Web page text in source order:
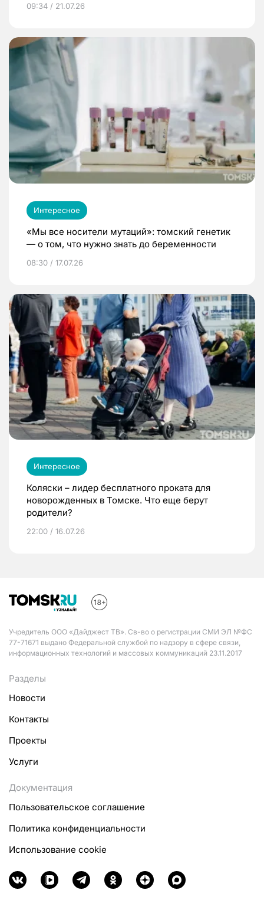
09:34 / 21.07.26
Интересное
«Мы все носители мутаций»: томский генетик
— о том, что нужно знать до беременности
08:30 / 17.07.26
Интересное
Коляски – лидер бесплатного проката для
новорожденных в Томске. Что еще берут
родители?
22:00 / 16.07.26
Учредитель ООО «Дайджест ТВ». Св-во о регистрации СМИ ЭЛ №ФС
77-71671 выдано Федеральной службой по надзору в сфере связи,
информационных технологий и массовых коммуникаций 23.11.2017
Разделы
Новости
Контакты
Проекты
Услуги
Документация
Пользовательское соглашение
Политика конфиденциальности
Использование cookie